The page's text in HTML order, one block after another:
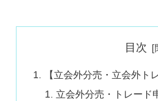
目次
【立会外分売・立会外ト
立会外分売・トレード